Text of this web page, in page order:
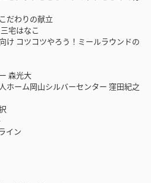
だわりの献立
宅はなこ
コツコツやろう！ミールラウンドの
森光大
ホーム岡山シルバーセンター 窪田紀之
イン